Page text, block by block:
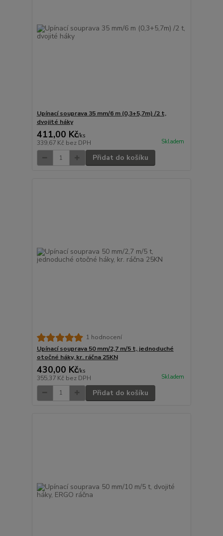
Upínací souprava 35 mm/6 m (0,3+5,7m) /2 t,
dvojité háky
411,00 Kč/ks
339,67 Kč bez DPH Skladem
Přidat do košíku
1 hodnocení
Upínací souprava 50 mm/2,7 m/5 t, jednoduché
otočné háky, kr. ráčna 25KN
430,00 Kč/ks
355,37 Kč bez DPH Skladem
Přidat do košíku